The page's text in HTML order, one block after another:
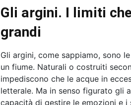
Gli argini. I limiti
grandi
Gli argini, come sappiamo, sono
un fiume. Naturali o costruiti
impediscono che le acque in
letterale. Ma in senso figurato gli
capacità di gestire le emozioni e i